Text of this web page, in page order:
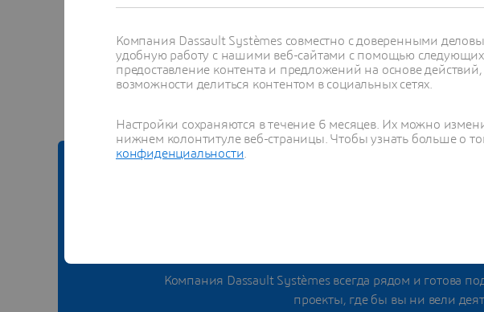
Смотреть все офисы в этой
Компания Dassault Systèmes всегда рядом и готова
проекты, где бы вы ни вели
Компания Dassault Systèmes совместно с доверенными
удобную работу с нашими веб-сайтами с помощью
предоставление контента и предложений на основе
возможности делиться контентом в социальных сетях.
Настройки сохраняются в течение 6 месяцев. Их можно
нижнем колонтитуле веб-страницы. Чтобы узнать больше о
конфиденциальности